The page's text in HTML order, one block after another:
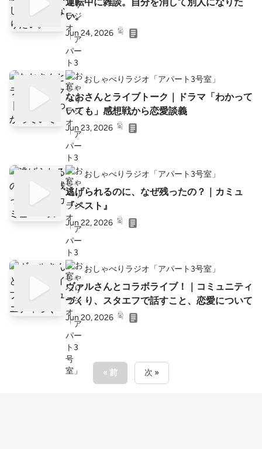
い。
Jun 24, 2026
おしゃべりラジオ「アパート3号室」
なおさんとライブトーク｜ドラマ「わかって
いても」感想戦から恋愛談義
Jun 23, 2026
おしゃべりラジオ「アパート3号室」
逃げられるのに、なぜ残ったの？｜カミュ
『ペスト』
Jun 22, 2026
おしゃべりラジオ「アパート3号室」
ヴァルさんとコラボライブ！｜コミュニティ
づくり、スタエフで話すこと、恋愛について
Jun 20, 2026
« 前 次 »